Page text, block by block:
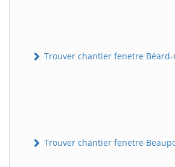
Trouver chantier fenetre Béard-
Trouver chantier fenetre